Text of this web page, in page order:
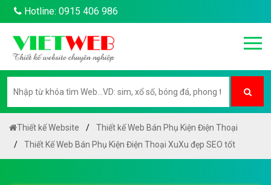
Hotline: 0915 406 986
Thiết kế Website
Thiết kế Web Bán Phụ Kiện Điện Thoại
Thiết Kế Web Bán Phụ Kiện Điện Thoại XuXu đẹp SEO tốt